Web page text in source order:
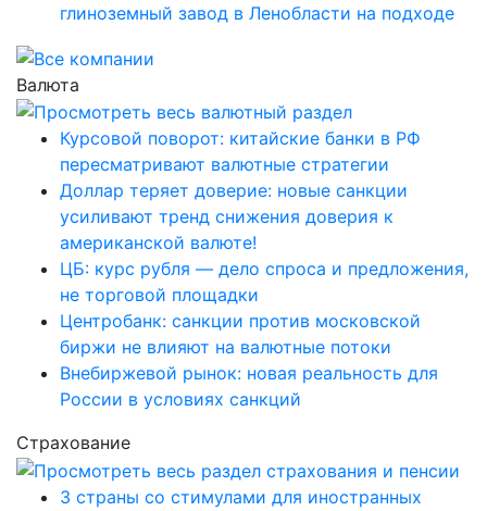
глиноземный завод в Ленобласти на подходе
Валюта
Курсовой поворот: китайские банки в РФ
пересматривают валютные стратегии
Доллар теряет доверие: новые санкции
усиливают тренд снижения доверия к
американской валюте!
ЦБ: курс рубля — дело спроса и предложения,
не торговой площадки
Центробанк: санкции против московской
биржи не влияют на валютные потоки
Внебиржевой рынок: новая реальность для
России в условиях санкций
Страхование
3 страны со стимулами для иностранных